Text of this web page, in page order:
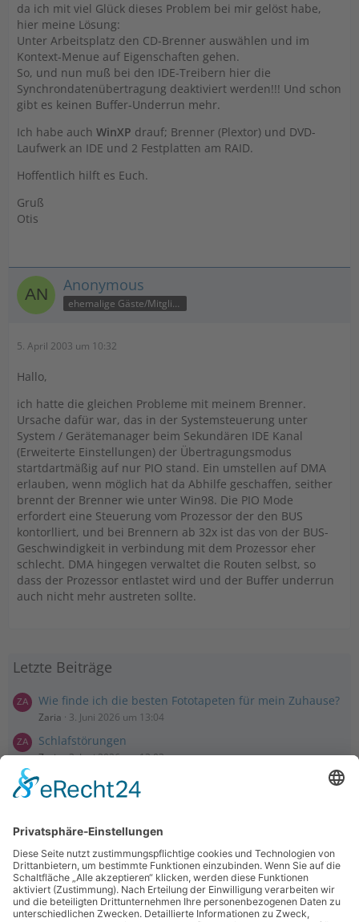
da ich mit viel Glück dieses Problem bei mir gelöst habe,
hier meine Lösung:
Unter Arbeitsplatz den CD-Brenner auswählen und im
Kontext-Menue auf Eigenschaften gehen.
So, und nun muß bei den IDE-Treibern hier die
Synchrondatenübertragung deaktiviert werden!!! Und schon
gibt es keinen Buffer-Underrun mehr.
Ich habe auch WinXP drauf; Brenner (Plextor) und DVD-
Laufwerk an IDE und 2 Festplatten am RAID.
Hoffentlich hilft es Euch.
Gruß
Otis
Anonymous
ehemalige Gäste/Mitglieder
5. April 2003 um 10:32
Hallo,
ich hatte die gleichen Probleme mit meinem Brenner.
Ursache dafür war, das in der Systemsteuerung unter
System / Gerätemanager beim Sekundären IDE Kanal
(Erweiterte Einstellungen) der Übertragungsmodus
startdartmäßig auf nur PIO stand. Ein umstellen auf DMA
erlauben, wenn möglich hat da Abhilfe geschaffen, seither
brennt der Brenner wie unter Win98. Die PIO Mode
erfordert eine Steuerung vom Prozessor der den BUS
kontorlliert, und bei Brennern ab 32x ist das von der BUS-
Geschwindigkeit in verbindung mit dem Prozessor eher
schlecht. DMA hingegen verwaltet die Routen selbst, so
dass der Prozessor entlastet wird und der Buffer underrun
auch nicht mehr austreten sollte.
Letzte Beiträge
Wie finde ich die besten Fototapeten für mein Zuhause?
Zaria 3. Juni 2026 um 13:04
Schlafstörungen
Zaria 3. Juni 2026 um 13:03
Ms word to PDF
Manuellsen 28. Mai 2026 um 10:31
MasonOgden 24. August 2025 um 10:58
Was habt ihr euch zuletzt gekauft?
LarsKlars 3. März 2025 um 10:08